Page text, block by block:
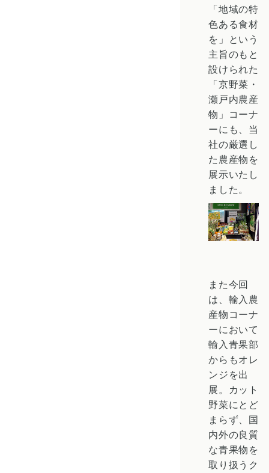
「地域の特
色ある食材
を」という
主旨のもと
設けられた
「京野菜・
瀬戸内農産
物」コーナ
ーにも、当
社の厳選し
た農産物を
展示いたし
ました。
また今回
は、輸入農
産物コーナ
ーにおいて
輸入青果部
からもオレ
ンジを出
展。カット
野菜にとど
まらず、国
内外の良質
な青果物を
取り扱うク